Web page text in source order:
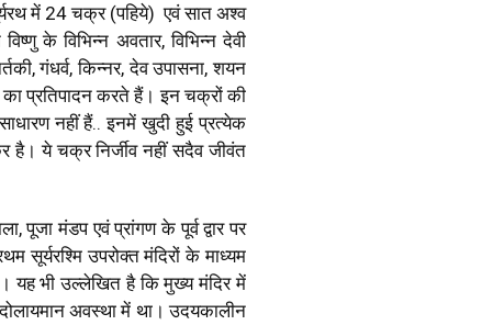
में 24 चक्र (पहिये) एवं सात अश्व
के विभिन्न अवतार, विभिन्न देवी
गंधर्व, किन्नर, देव उपासना, शयन
प्रतिपादन करते हैं। इन चक्रों की
नहीं हैं.. इनमें खुदी हुई प्रत्येक
है। ये चक्र निर्जीव नहीं सदैव जीवंत
पूजा मंडप एवं प्रांगण के पूर्व द्वार पर
सूर्यरश्मि उपरोक्त मंदिरों के माध्यम
यह भी उल्लेखित है कि मुख्य मंदिर में
अवस्था में था। उदयकालीन